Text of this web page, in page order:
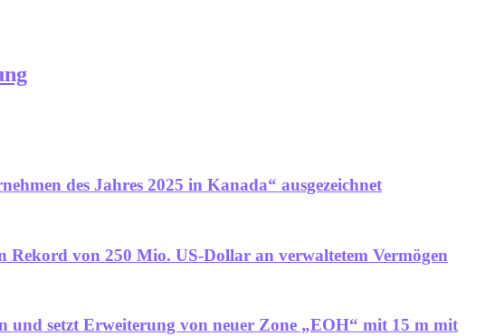
des Jahres 2025 in Kanada“ ausgezeichnet
Rekord von 250 Mio. US-Dollar an verwaltetem Vermögen
setzt Erweiterung von neuer Zone „EOH“ mit 15 m mit